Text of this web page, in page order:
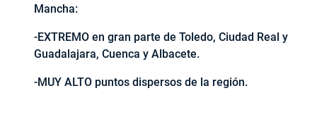
Mancha:
-EXTREMO en gran parte de Toledo, Ciudad Real y
Guadalajara, Cuenca y Albacete.
-MUY ALTO puntos dispersos de la región.